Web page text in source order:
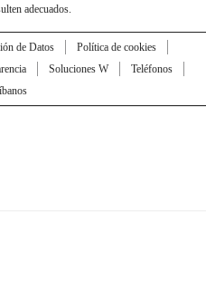
adecuados.
de Datos
Política de cookies
Soluciones W
Teléfonos